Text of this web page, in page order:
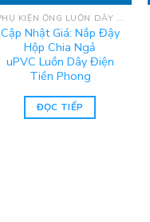
PHỤ KIỆN ỐNG LUỒN DÂY ĐIỆN UPVC TIỀN PHONG
Cập Nhật Giá: Nắp Đậy
Hộp Chia Ngả
uPVC Luồn Dây Điện
Tiền Phong
ĐỌC TIẾP